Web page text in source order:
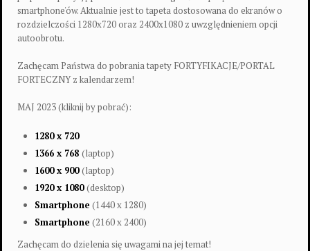
smartphone'ów. Aktualnie jest to tapeta dostosowana do ekranów o
rozdzielczości 1280x720 oraz 2400x1080 z uwzględnieniem opcji
autoobrotu.
Zachęcam Państwa do pobrania tapety FORTYFIKACJE/PORTAL
FORTECZNY z kalendarzem!
MAJ 2023 (kliknij by pobrać):
1280 x 720
1366 x 768 (laptop)
1600 x 900(laptop)
1920 x 1080(desktop)
Smartphone (1440 x 1280)
Smartphone (2160 x 2400)
Zachęcam do dzielenia się uwagami na jej temat!